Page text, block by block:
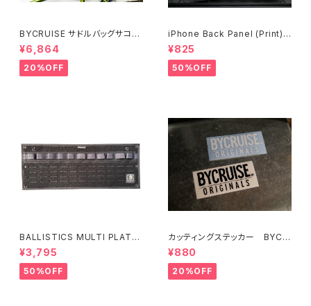
BYCRUISE サドルバッグサコッ
シュ
¥6,864
20%OFF
iPhone Back Panel (Print) 1
4シリーズ〜
¥825
50%OFF
BALLISTICS MULTI PLATE
L
¥3,795
50%OFF
カッティングステッカー BYCR
UISE ORIGINALS
¥880
20%OFF